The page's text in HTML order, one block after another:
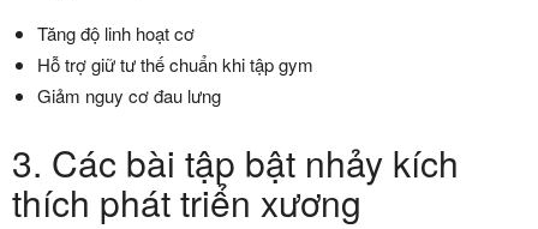
Tăng độ linh hoạt cơ
Hỗ trợ giữ tư thế chuẩn khi tập gym
Giảm nguy cơ đau lưng
3. Các bài tập bật nhảy kích
thích phát triển xương